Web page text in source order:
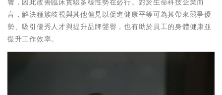
響，因此改善臨床實驗多樣性勢在必行。對於生命科技企業而
言，解決種族歧視與其他偏見以促進健康平等可為其帶來競爭優
勢、吸引優秀人才與提升品牌聲譽，也有助於員工的身體健康並
提升工作效率。